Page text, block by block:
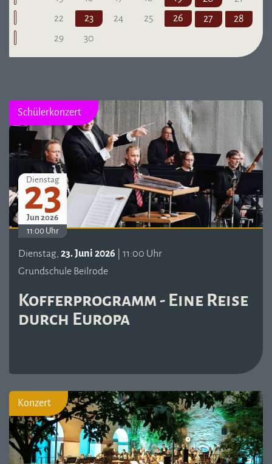
22
23 24 25 26 27
28
29
30
Schülerkonzert
Dienstag
23
Jun 2026
11:00 Uhr
Dienstag, 23. Juni 2026 | 11:00 Uhr
Grundschule Beilrode
Kofferprogramm - Eine Reise
durch Europa
Konzert